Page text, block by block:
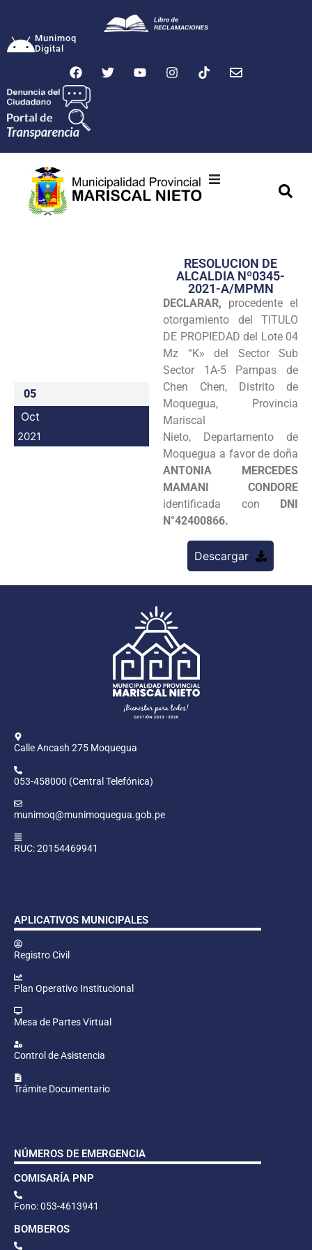
Munimoq
Digital
Transparencia
Seguridad
Programas
Intranet
05
Oct
2021
RESOLUCION DE
ALCALDIA Nº0345-
2021-A/MPMN
DECLARAR, procedente el
otorgamiento del TITULO
DE PROPIEDAD del Lote 04
Mz “K» del Sector Sub
Sector 1A-5 Pampas de
Chen Chen, Distrito de
Moquegua, Provincia
Mariscal
Nieto, Departamento de
Moquegua a favor de doña
ANTONIA MERCEDES
MAMANI CONDORE
identificada con DNI
N°42400866.
Descargar
Calle Ancash 275 Moquegua
053-458000 (Central Telefónica)
munimoq@munimoquegua.gob.pe
RUC: 20154469941
APLICATIVOS MUNICIPALES
Registro Civil
Plan Operativo Institucional
Mesa de Partes Virtual
Control de Asistencia
Trámite Documentario
NÚMEROS DE EMERGENCIA
COMISARÍA PNP
Fono: 053-4613941
BOMBEROS